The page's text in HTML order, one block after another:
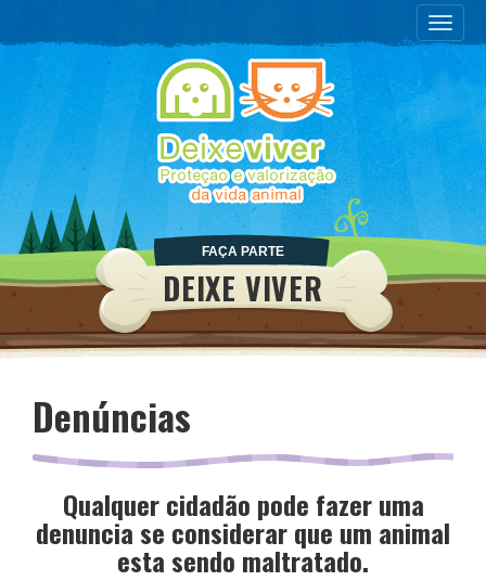
Toggle
FAÇA PARTE
DEIXE VIVER
Denúncias
Qualquer cidadão pode fazer uma
denuncia se considerar que um animal
esta sendo maltratado.